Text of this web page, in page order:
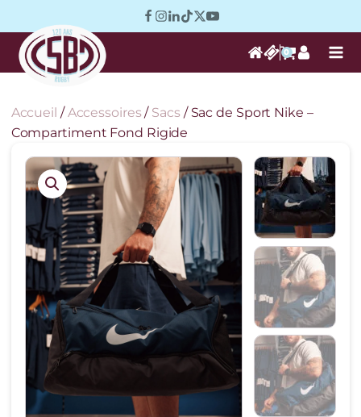
0
Accueil /Accessoires/ Sacs/ Sac de Sport Nike –
Compartiment Fond Rigide